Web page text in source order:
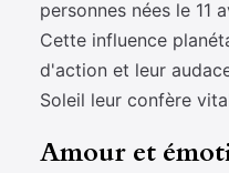
personnes nées le 11
Cette influence
d'action et leur
Soleil leur confère
Amour et